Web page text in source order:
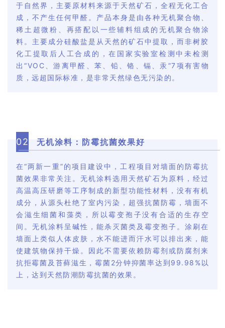
于自然界，主要原材料来源于天然矿石，全程无化工合
成，不产生任何甲醛。产品本身是由各种无机聚合物、
稀土超微粉、再搭配以一些辅料组成的无机聚合物涂
料。主要成分硅酸盐是从天然的矿石中提取，而非树胶
化工提取后人工合成的，在国家实验室检测中未检测
出“VOC、游离甲醛、苯、铅、铬、镉、汞”7项有害物
质，远超国际标准，是非常天然绿色无污染的。
02 无机涂料：防霉抗菌效果好
在“两新一重”的项目建设中，工程项目对墙面的防霉抗
菌效果非常关注。无机涂料选用天然矿石为原料，经过
高温高压研磨等工序制成的新型功能性材料，没有有机
成分，从源头杜绝了室内污染，超强抗菌防霉，墙面不
会滋生细菌和藻类，所以霉变孢子没有合适的生存空
间。无机涂料呈碱性，能杀灭菌类及霉变孢子。涂刷在
墙面上类似人体皮肤，水不能进而汗水可以排出来，能
使建筑物保持干燥。因此不需要依赖防霉剂或防腐剂来
抗拒霉菌及苔藓滋生，霉菌2分钟抑菌率达到99.98%以
上，达到天然防潮防霉抗菌的效果。